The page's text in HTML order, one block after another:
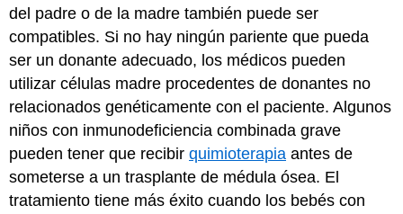
del padre o de la madre también puede ser
compatibles. Si no hay ningún pariente que pueda
ser un donante adecuado, los médicos pueden
utilizar células madre procedentes de donantes no
relacionados genéticamente con el paciente. Algunos
niños con inmunodeficiencia combinada grave
pueden tener que recibir quimioterapia antes de
someterse a un trasplante de médula ósea. El
tratamiento tiene más éxito cuando los bebés con